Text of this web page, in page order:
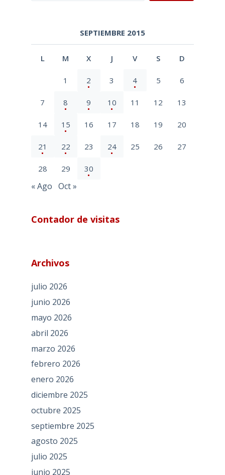
SEPTIEMBRE 2015
L M X J V S D
1 2 3 4 5 6
7 8 9 10 11 12 13
14 15 16 17 18 19 20
21 22 23 24 25 26 27
28 29 30
« Ago Oct »
Contador de visitas
Archivos
julio 2026
junio 2026
mayo 2026
abril 2026
marzo 2026
febrero 2026
enero 2026
diciembre 2025
octubre 2025
septiembre 2025
agosto 2025
julio 2025
junio 2025